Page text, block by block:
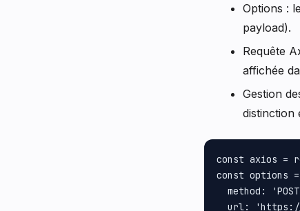
Options :
payload).
Requête
affichée
Gestion
distinction
const axios =
const options
method:
url: